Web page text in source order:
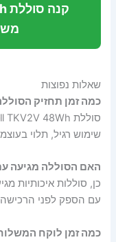
שאלות נפוצות
כמה זמן תחזיק
שימוש רגיל, תלוי
האם הסוללה מגיעה
עם הספק לפני
כמה זמן לוקח